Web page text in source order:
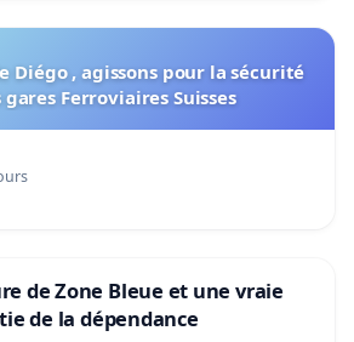
Diégo , agissons pour la sécurité
gares Ferroviaires Suisses
de Zone Bleue et une vraie
de la dépendance